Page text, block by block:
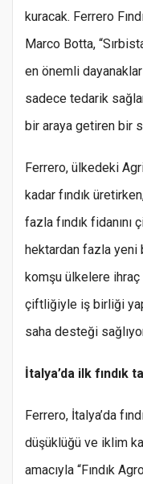
kuracak. Ferrero
Marco Botta,
en önemli
sadece tedarik
bir araya getiren bir
Ferrero, ülkedeki
kadar fındık
fazla fındık fidanını
hektardan fazla
komşu ülkelere
çiftliğiyle iş birliği
saha desteği
İtalya’da ilk fındık
Ferrero, İtalya’da
düşüklüğü ve iklim
amacıyla “Fındık